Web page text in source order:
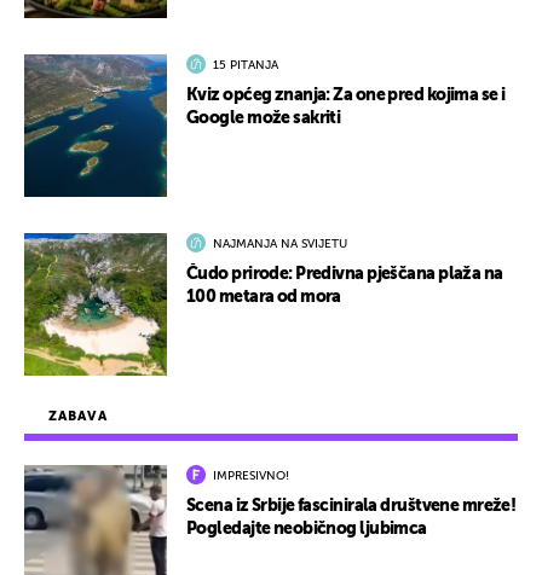
ZABAVA
IMPRESIVNO!
Scena iz Srbije fascinirala društvene mreže!
Pogledajte neobičnog ljubimca
15 PITANJA
Kviz općeg znanja: Za one pred kojima se i
Google može sakriti
NAJMANJA NA SVIJETU
Čudo prirode: Predivna pješčana plaža na
100 metara od mora